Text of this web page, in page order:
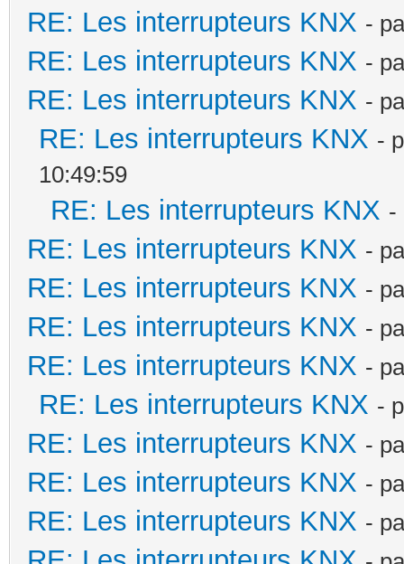
RE: Les interrupteurs KNX -
RE: Les interrupteurs KNX -
RE: Les interrupteurs KNX -
RE: Les interrupteurs KNX -
10:49:59
RE: Les interrupteurs KNX -
RE: Les interrupteurs KNX -
RE: Les interrupteurs KNX -
RE: Les interrupteurs KNX -
RE: Les interrupteurs KNX -
RE: Les interrupteurs KNX -
RE: Les interrupteurs KNX -
RE: Les interrupteurs KNX -
RE: Les interrupteurs KNX -